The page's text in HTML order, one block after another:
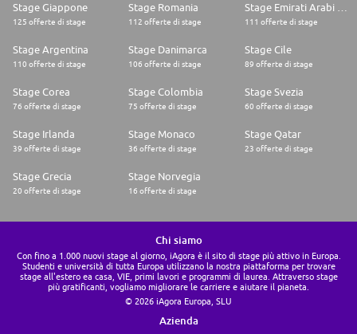
Stage Giappone
125 offerte di stage
Stage Romania
112 offerte di stage 111 offerte di stage
Stage Argentina
110 offerte di stage
Stage Danimarca
106 offerte di stage
Stage Cile
89 offerte di stage
Stage Corea
76 offerte di stage
Stage Colombia
75 offerte di stage
Stage Svezia
60 offerte di stage
Stage Irlanda
39 offerte di stage
Stage Monaco
36 offerte di stage
Stage Qatar
23 offerte di stage
Stage Grecia
20 offerte di stage
Stage Norvegia
16 offerte di stage
Chi siamo
Con fino a 1.000 nuovi stage al giorno, iAgora è il sito di stage più attivo in Europa.
Studenti e università di tutta Europa utilizzano la nostra piattaforma per trovare
stage all'estero ea casa, VIE, primi lavori e programmi di laurea. Attraverso stage
più gratificanti, vogliamo migliorare le carriere e aiutare il pianeta.
© 2026 iAgora Europa, SLU
Azienda